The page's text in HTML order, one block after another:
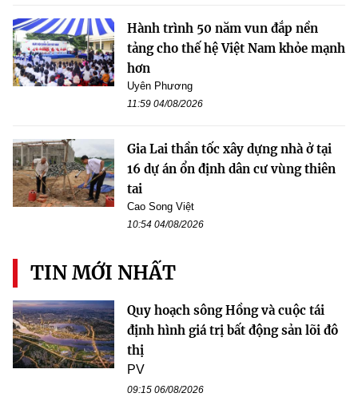
Hành trình 50 năm vun đắp nền
tảng cho thế hệ Việt Nam khỏe mạnh
hơn
Uyên Phương
11:59 04/08/2026
Gia Lai thần tốc xây dựng nhà ở tại
16 dự án ổn định dân cư vùng thiên
tai
Cao Song Việt
10:54 04/08/2026
TIN MỚI NHẤT
Quy hoạch sông Hồng và cuộc tái
định hình giá trị bất động sản lõi đô
thị
PV
09:15 06/08/2026